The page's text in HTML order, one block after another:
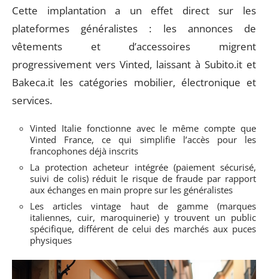
Cette implantation a un effet direct sur les
plateformes généralistes : les annonces de
vêtements et d’accessoires migrent
progressivement vers Vinted, laissant à Subito.it et
Bakeca.it les catégories mobilier, électronique et
services.
Vinted Italie fonctionne avec le même compte que
Vinted France, ce qui simplifie l’accès pour les
francophones déjà inscrits
La protection acheteur intégrée (paiement sécurisé,
suivi de colis) réduit le risque de fraude par rapport
aux échanges en main propre sur les généralistes
Les articles vintage haut de gamme (marques
italiennes, cuir, maroquinerie) y trouvent un public
spécifique, différent de celui des marchés aux puces
physiques